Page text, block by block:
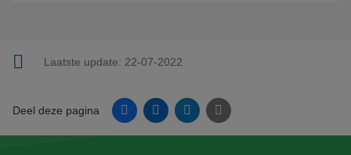
Laatste update: 22-07-2022
Deel deze pagina FacebookLinkedinTwitter E-mail